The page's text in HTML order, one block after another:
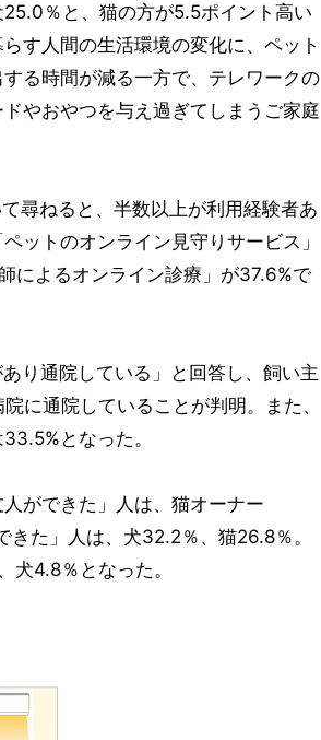
％と、猫の方が5.5ポイント高い
す人間の生活環境の変化に、ペット
る時間が減る一方で、テレワークの
やおやつを与え過ぎてしまうご家庭
尋ねると、半数以上が利用経験者あ
ットのオンライン見守りサービス」
によるオンライン診療」が37.6%で
り通院している」と回答し、飼い主
に通院していることが判明。また、
となった。
ができた」人は、猫オーナー
た」人は、犬32.2％、猫26.8％。
犬4.8％となった。